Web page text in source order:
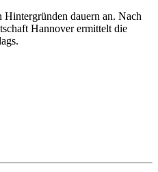
dauern an. Nach
Hannover ermittelt die